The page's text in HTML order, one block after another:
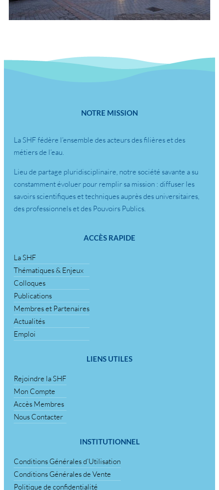
NOTRE MISSION
La SHF fédère l’ensemble des acteurs des filières et des
métiers de l’eau.
Lieu de partage pluridisciplinaire, notre société savante a su
constamment évoluer pour remplir sa mission : diffuser les
savoirs scientifiques et techniques auprès des universitaires,
des professionnels et des Pouvoirs Publics.
ACCÈS RAPIDE
La SHF
Thématiques & Enjeux
Colloques
Publications
Membres et Partenaires
Actualités
Emploi
LIENS UTILES
Rejoindre la SHF
Mon Compte
Accès Membres
Nous Contacter
INSTITUTIONNEL
Conditions Générales d’Utilisation
Conditions Générales de Vente
Politique de confidentialité